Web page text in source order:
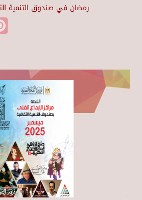
رمضان في صندوق التنمية